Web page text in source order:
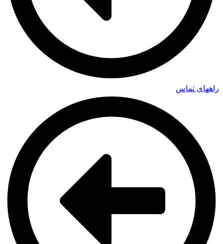
راههای تماس